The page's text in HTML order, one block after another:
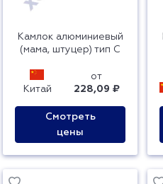
Камлок алюминиевый
(мама, штуцер) тип C
Китай
от
228,09 ₽
Смотреть
цены